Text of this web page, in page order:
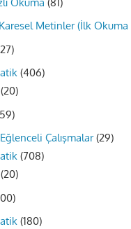
Karesel Metinler (İlk Okuma
(406)
(20)
Eğlenceli Çalışmalar(29)
(708)
(20)
(180)